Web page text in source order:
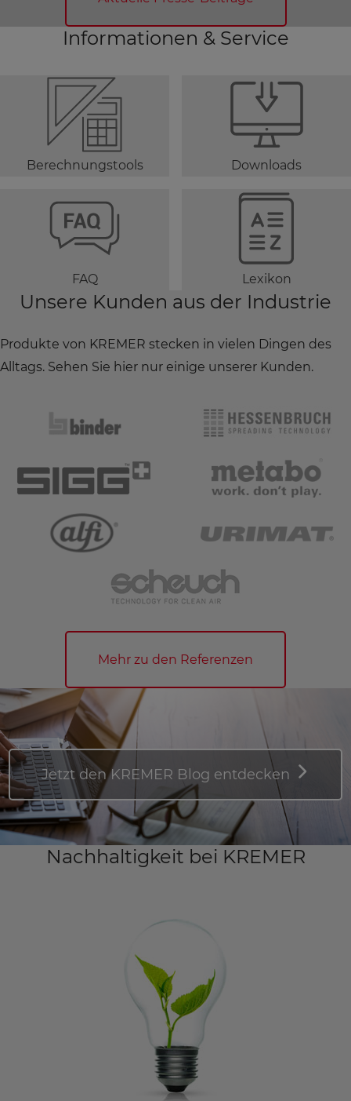
Informationen & Service
Berechnungstools Downloads
FAQ Lexikon
Unsere Kunden aus der Industrie
Produkte von KREMER stecken in vielen Dingen des
Alltags. Sehen Sie hier nur einige unserer Kunden.
Mehr zu den Referenzen
Jetzt den KREMER Blog entdecken
Nachhaltigkeit bei KREMER